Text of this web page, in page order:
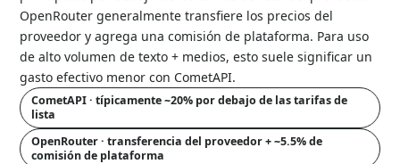
OpenRouter generalmente transfiere los precios del
proveedor y agrega una comisión de plataforma. Para uso
de alto volumen de texto + medios, esto suele significar un
gasto efectivo menor con CometAPI.
CometAPI · típicamente ~20% por debajo de las tarifas de
lista
OpenRouter · transferencia del proveedor + ~5.5% de
comisión de plataforma